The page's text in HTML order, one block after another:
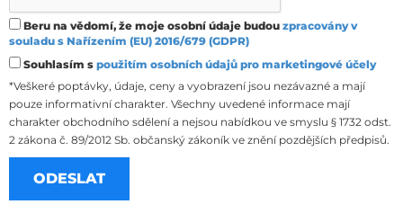
Beru na vědomí, že moje osobní údaje budou zpracovány v
souladu s Nařízením (EU) 2016/679 (GDPR)
Souhlasím s použitím osobních údajů pro marketingové účely
*Veškeré poptávky, údaje, ceny a vyobrazení jsou nezávazné a mají
pouze informativní charakter. Všechny uvedené informace mají
charakter obchodního sdělení a nejsou nabídkou ve smyslu § 1732 odst.
2 zákona č. 89/2012 Sb. občanský zákoník ve znění pozdějších předpisů.